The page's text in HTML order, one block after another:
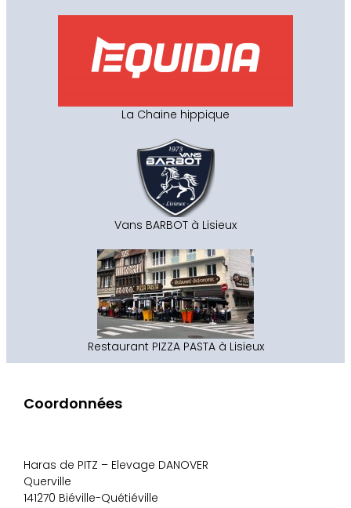
La Chaine hippique
Vans BARBOT à Lisieux
Restaurant PIZZA PASTA à Lisieux
Coordonnées
Haras de PITZ – Elevage DANOVER
Querville
141270 Biéville-Quétiéville